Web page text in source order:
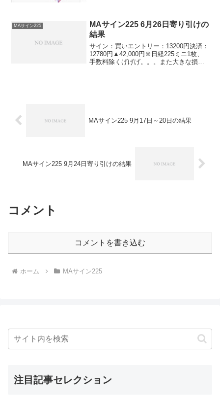
MAサイン225
MAサイン225 6月26日寄り引けの
結果
サイン：買いエントリー：13200円決済：
12780円▲42,000円※日経225ミニ1枚、
手数料除くげげげ。。。また大きな損失
MAサイン225 9月17日～20日の結果
MAサイン225 9月24日寄り引けの結果
コメント
コメントを書き込む
ホーム MAサイン225
注目記事セレクション